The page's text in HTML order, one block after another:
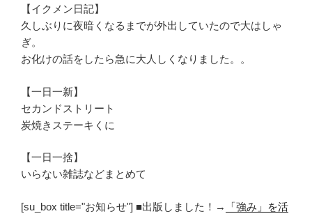
【イクメン日記】
久しぶりに夜暗くなるまでが外出していたので大はしゃ
ぎ。
お化けの話をしたら急に大人しくなりました。。
【一日一新】
セカンドストリート
炭焼きステーキくに
【一日一捨】
いらない雑誌などまとめて
[su_box title="お知らせ"] ■出版しました！→
「強み」を活